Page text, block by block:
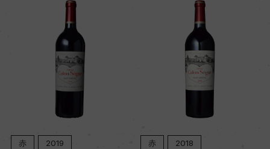
赤 2019 赤 2018